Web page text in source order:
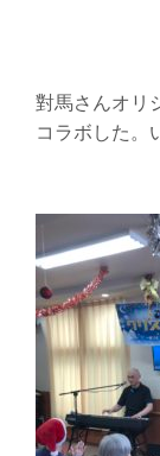
對馬さんオリ
コラボした。